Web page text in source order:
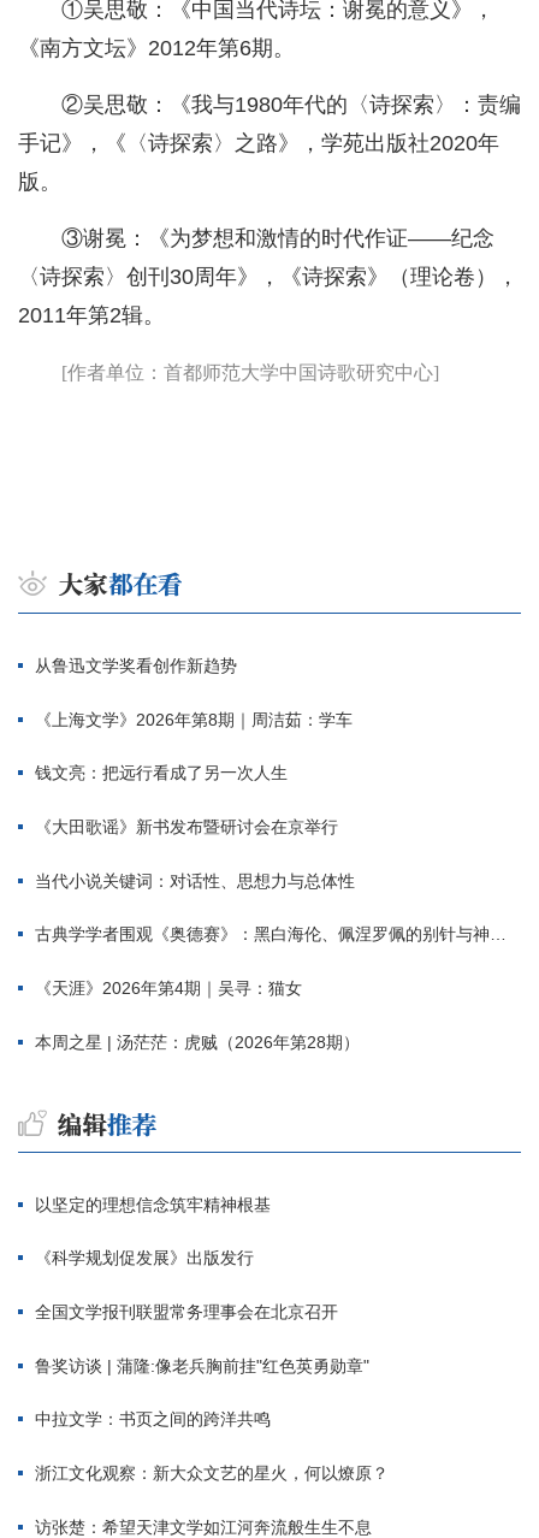
①吴思敬：《中国当代诗坛：谢冕的意义》，
《南方文坛》2012年第6期。
②吴思敬：《我与1980年代的〈诗探索〉：责编
手记》，《〈诗探索〉之路》，学苑出版社2020年
版。
③谢冕：《为梦想和激情的时代作证——纪念
〈诗探索〉创刊30周年》，《诗探索》（理论卷），
2011年第2辑。
[作者单位：首都师范大学中国诗歌研究中心]
从鲁迅文学奖看创作新趋势
《上海文学》2026年第8期｜周洁茹：学车
钱文亮：把远行看成了另一次人生
《大田歌谣》新书发布暨研讨会在京举行
当代小说关键词：对话性、思想力与总体性
古典学学者围观《奥德赛》：黑白海伦、佩涅罗佩的别针与神秘入侵者
《天涯》2026年第4期｜吴寻：猫女
本周之星 | 汤茫茫：虎贼（2026年第28期）
以坚定的理想信念筑牢精神根基
《科学规划促发展》出版发行
全国文学报刊联盟常务理事会在北京召开
鲁奖访谈 | 蒲隆:像老兵胸前挂"红色英勇勋章"
中拉文学：书页之间的跨洋共鸣
浙江文化观察：新大众文艺的星火，何以燎原？
访张楚：希望天津文学如江河奔流般生生不息